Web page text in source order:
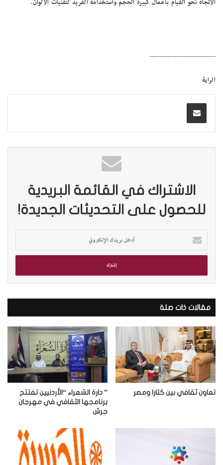
الاتجاه نحو القيام بأعمال كبيرة الحجم واستخدامه الفريد لتقنيات الألوان.
الراية
الاشتراك في القائمة البريدية
للحصول على التحديثات الجديدة!
خ
ب
ي
د
ك
ا
ل
إ
ل
ت
ر
مقالات ذات صلة
تعاون ثقافي بين كتارا ومصر
” دارة الشعراء “الأردنيين تفتتح
برنامجها الثقافي في مهرجان
جرش